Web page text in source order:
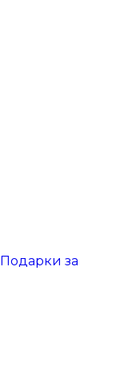
Подарки за